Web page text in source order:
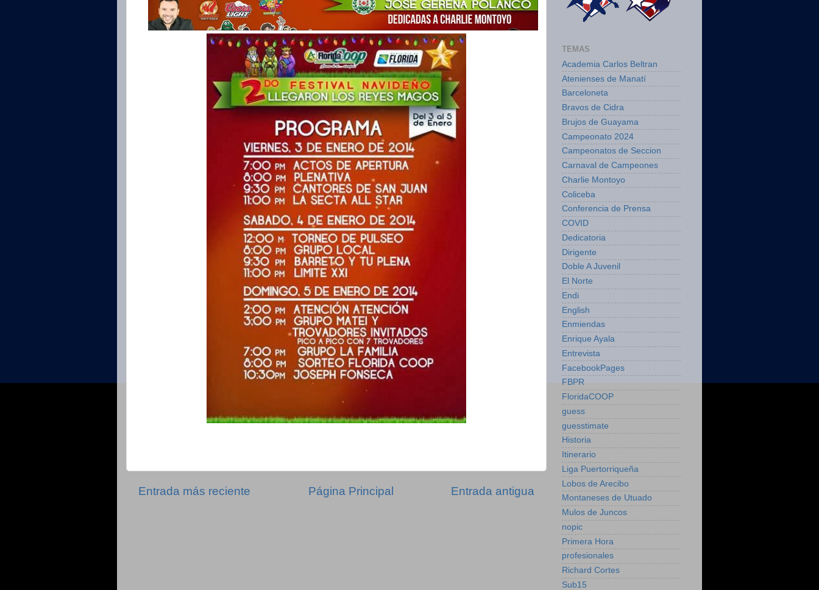
Entrada más reciente Entrada antigua
Página Principal
TEMAS
Academia Carlos Beltran
Atenienses de Manatí
Barceloneta
Bravos de Cidra
Brujos de Guayama
Campeonato 2024
Campeonatos de Seccion
Carnaval de Campeones
Charlie Montoyo
Coliceba
Conferencia de Prensa
COVID
Dedicatoria
Dirigente
Doble A Juvenil
El Norte
Endi
English
Enmiendas
Enrique Ayala
Entrevista
FacebookPages
FBPR
FloridaCOOP
guess
guesstimate
Historia
Itinerario
Liga Puertorriqueña
Lobos de Arecibo
Montaneses de Utuado
Mulos de Juncos
nopic
Primera Hora
profesionales
Richard Cortes
Sub15